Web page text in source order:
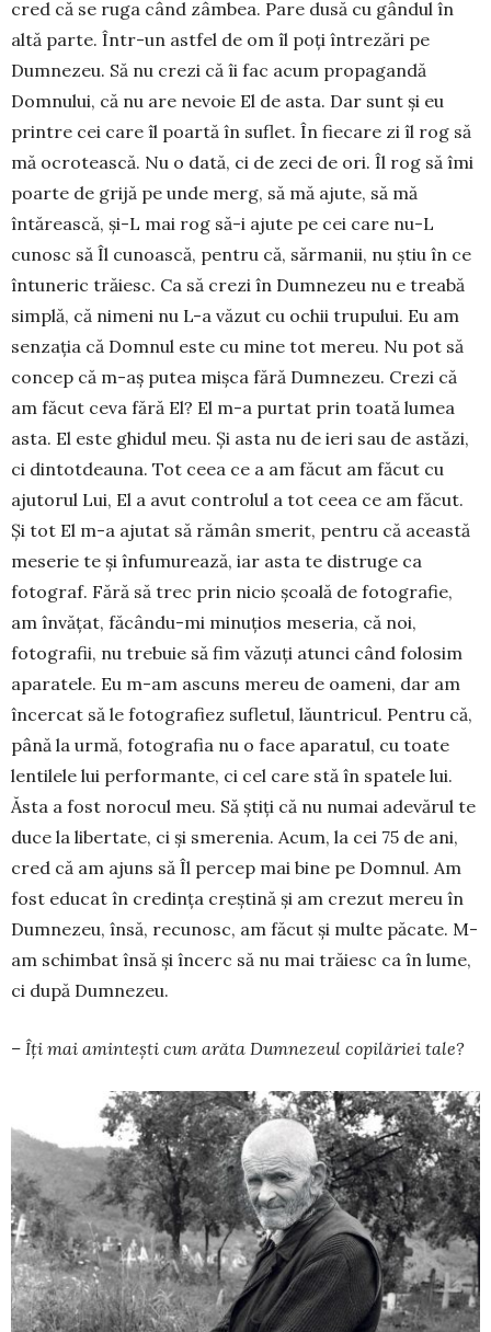
cred că se ruga când zâmbea. Pare dusă cu gândul în
altă parte. Într-un astfel de om îl poți întrezări pe
Dumnezeu. Să nu crezi că îi fac acum propa­gan­dă
Domnului, că nu are nevoie El de asta. Dar sunt și eu
printre cei care îl poartă în suflet. În fie­care zi îl rog să
mă ocro­tească. Nu o dată, ci de zeci de ori. Îl rog să îmi
poarte de grijă pe unde merg, să mă ajute, să mă
întărească, și-L mai rog să-i ajute pe cei care nu-L
cunosc să Îl cunoască, pentru că, sărmanii, nu știu în ce
întuneric trăiesc. Ca să crezi în Dumnezeu nu e treabă
simplă, că nimeni nu L-a văzut cu ochii trupului. Eu am
sen­zația că Domnul este cu mine tot mereu. Nu pot să
concep că m-aș putea mișca fără Dumnezeu. Crezi că
am făcut ceva fără El? El m-a purtat prin toată lumea
asta. El este ghidul meu. Și asta nu de ieri sau de astăzi,
ci dintotdeauna. Tot ceea ce a am făcut am făcut cu
ajutorul Lui, El a avut controlul a tot ceea ce am făcut.
Și tot El m-a ajutat să rămân smerit, pentru că această
meserie te și înfumurează, iar asta te distruge ca
fotograf. Fără să trec prin nicio școală de fotografie,
am învățat, făcându-mi minuțios meseria, că noi,
fotografii, nu trebuie să fim văzuți atunci când folosim
aparatele. Eu m-am ascuns mereu de oameni, dar am
încercat să le fo­tografiez sufletul, lăuntricul. Pentru că,
până la ur­mă, fotografia nu o face aparatul, cu toate
lentilele lui performante, ci cel care stă în spatele lui.
Ăsta a fost norocul meu. Să știți că nu numai adevărul te
duce la libertate, ci și smerenia. Acum, la cei 75 de ani,
cred că am ajuns să Îl percep mai bine pe Domnul. Am
fost educat în credința creștină și am crezut mereu în
Dumnezeu, însă, recunosc, am fă­cut și multe păcate. M-
am schimbat însă și încerc să nu mai trăiesc ca în lume,
ci după Dumnezeu.
– Îți mai amintești cum arăta Dum­nezeul copilăriei tale?